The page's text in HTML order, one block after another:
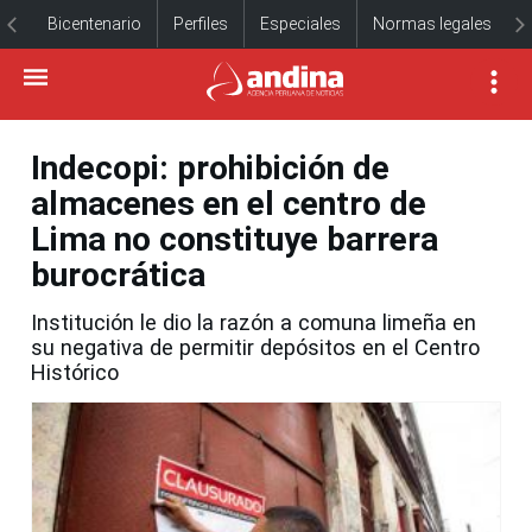
Bicentenario Perfiles Especiales Normas legales
Indecopi: prohibición de
almacenes en el centro de
Lima no constituye barrera
burocrática
Institución le dio la razón a comuna limeña en
su negativa de permitir depósitos en el Centro
Histórico